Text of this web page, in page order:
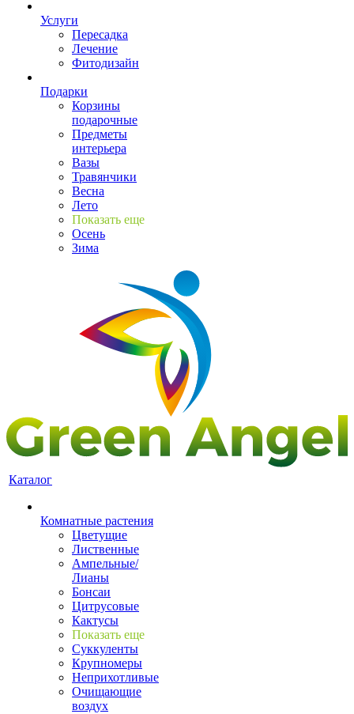
Услуги
Пересадка
Лечение
Фитодизайн
Подарки
Корзины
подарочные
Предметы
интерьера
Вазы
Травянчики
Весна
Лето
Показать еще
Осень
Зима
Каталог
Комнатные растения
Цветущие
Лиственные
Ампельные/
Лианы
Бонсаи
Цитрусовые
Кактусы
Показать еще
Суккуленты
Крупномеры
Неприхотливые
Очищающие
воздух